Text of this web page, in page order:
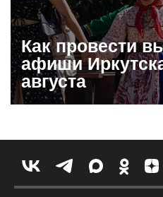
Как провести
афиши
августа